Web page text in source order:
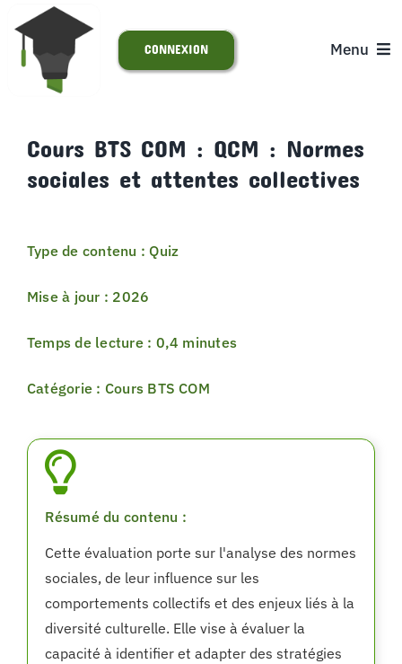
Passer
contenu
Menu
S’INSCRIRE
SUPPORT
CONNEXION
Cours BTS COM : QCM : Normes
sociales et attentes collectives
Type de contenu : Quiz
Mise à jour : 2026
Temps de lecture : 0,4 minutes
Catégorie : Cours BTS COM
Résumé du contenu :
Cette évaluation porte sur l'analyse des normes
sociales, de leur influence sur les
comportements collectifs et des enjeux liés à la
diversité culturelle. Elle vise à évaluer la
capacité à identifier et adapter des stratégies